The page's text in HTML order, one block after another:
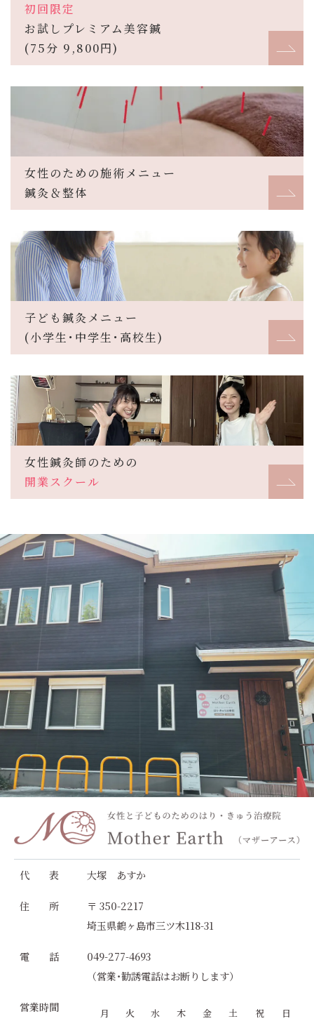
初回限定
お試しプレミアム美容鍼
(75分 9,800円)
女性のための施術メニュー
鍼灸＆整体
子ども鍼灸メニュー
(小学生･中学生･高校生)
女性鍼灸師のための
開業スクール
代 表 大塚 あすか
住 所
〒 350-2217
埼玉県鶴ヶ島市三ツ木118-31
電 話
049-277-4693
（営業･勧誘電話はお断りします）
営業時間 月 火 水 木 金 土 祝 日